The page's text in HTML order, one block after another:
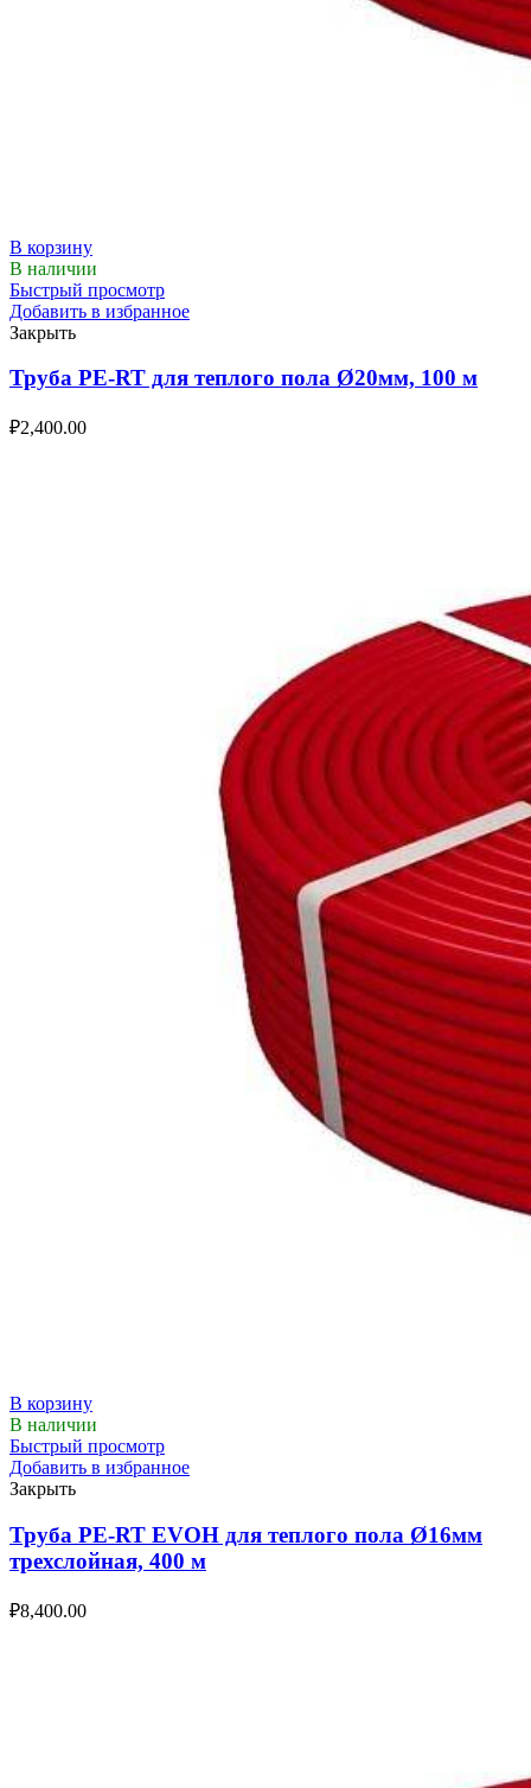
В корзину
В наличии
Быстрый просмотр
Добавить в избранное
Закрыть
Труба PE-RT для теплого пола Ø20мм, 100 м
₽2,400.00
В корзину
В наличии
Быстрый просмотр
Добавить в избранное
Закрыть
Труба PE-RT EVOH для теплого пола Ø16мм
трехслойная, 400 м
₽8,400.00